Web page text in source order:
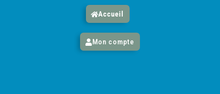
Accueil
Mon compte